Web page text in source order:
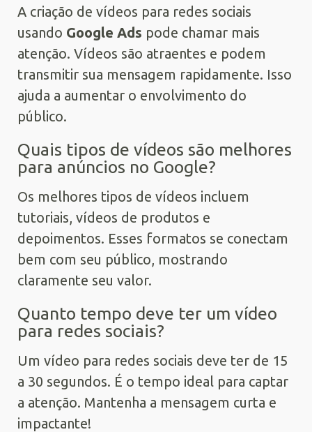
A criação de vídeos para redes sociais
usando Google Ads pode chamar mais
atenção. Vídeos são atraentes e podem
transmitir sua mensagem rapidamente. Isso
ajuda a aumentar o envolvimento do
público.
Quais tipos de vídeos são melhores
para anúncios no Google?
Os melhores tipos de vídeos incluem
tutoriais, vídeos de produtos e
depoimentos. Esses formatos se conectam
bem com seu público, mostrando
claramente seu valor.
Quanto tempo deve ter um vídeo
para redes sociais?
Um vídeo para redes sociais deve ter de 15
a 30 segundos. É o tempo ideal para captar
a atenção. Mantenha a mensagem curta e
impactante!